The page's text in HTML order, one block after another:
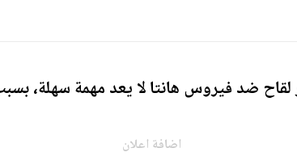
ضد فيروس هانتا لا يعد مهمة سهلة،
اضافة اعلان